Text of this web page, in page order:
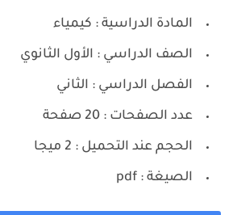
المادة الدراسية : كيمياء
الصف الدراسي : الأول الثانوي
الفصل الدراسي : الثاني
عدد الصفحات : 20 صفحة
الحجم عند التحميل : 2 ميجا
الصيغة : pdf